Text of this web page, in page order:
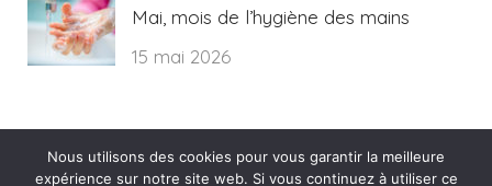
Mai, mois de l’hygiène des mains
15 mai 2026
Nous utilisons des cookies pour vous garantir la meilleure
expérience sur notre site web. Si vous continuez à utiliser ce